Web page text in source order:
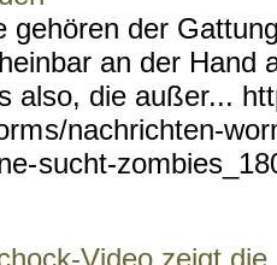
gehören der
an der Hand
also, die außer...
s/nachrichten-
sucht-